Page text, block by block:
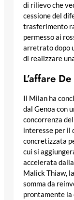
di rilievo che
cessione del
trasferimento
permesso ai
arretrato dopo
di realizzare
L’affare
Il Milan ha
dal Genoa con
concorrenza
interesse per il
concretizzata
cui si
accelerata
Malick Thiaw,
somma da
prontamente la